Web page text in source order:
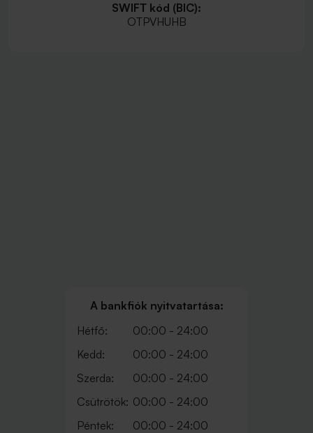
SWIFT kód (BIC):
OTPVHUHB
A bankfiók nyitvatartása:
Hétfő:
00:00 - 24:00
Kedd:
00:00 - 24:00
Szerda:
00:00 - 24:00
Csütrötök: 00:00 - 24:00
Péntek:
00:00 - 24:00